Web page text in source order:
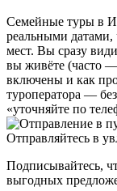
Семейные туры в
реальными
мест. Вы сразу
вы живёте (часто —
включены и как
туроператора —
«уточняйте по
Отправляйтесь в
Подписывайтесь,
выгодных